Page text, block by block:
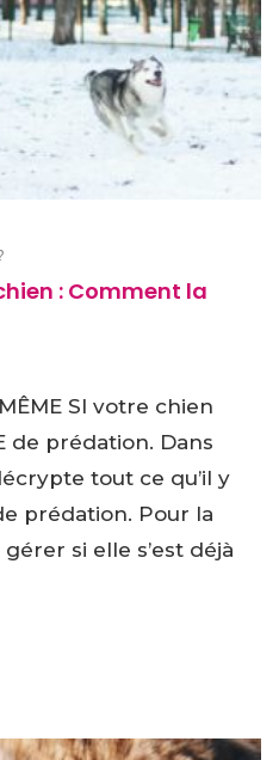
: Comment la
SI votre chien
de prédation. Dans
tout ce qu’il y
prédation. Pour la
si elle s’est déjà